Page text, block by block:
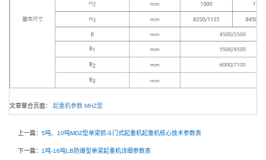
文章聚合页面： 起重机参数 MHZ型
上一篇： 5吨、10吨MDZ型单梁抓斗门式起重机起重机核心技术参数表
下一篇： 1吨-16吨LB防爆型单梁起重机详细参数表